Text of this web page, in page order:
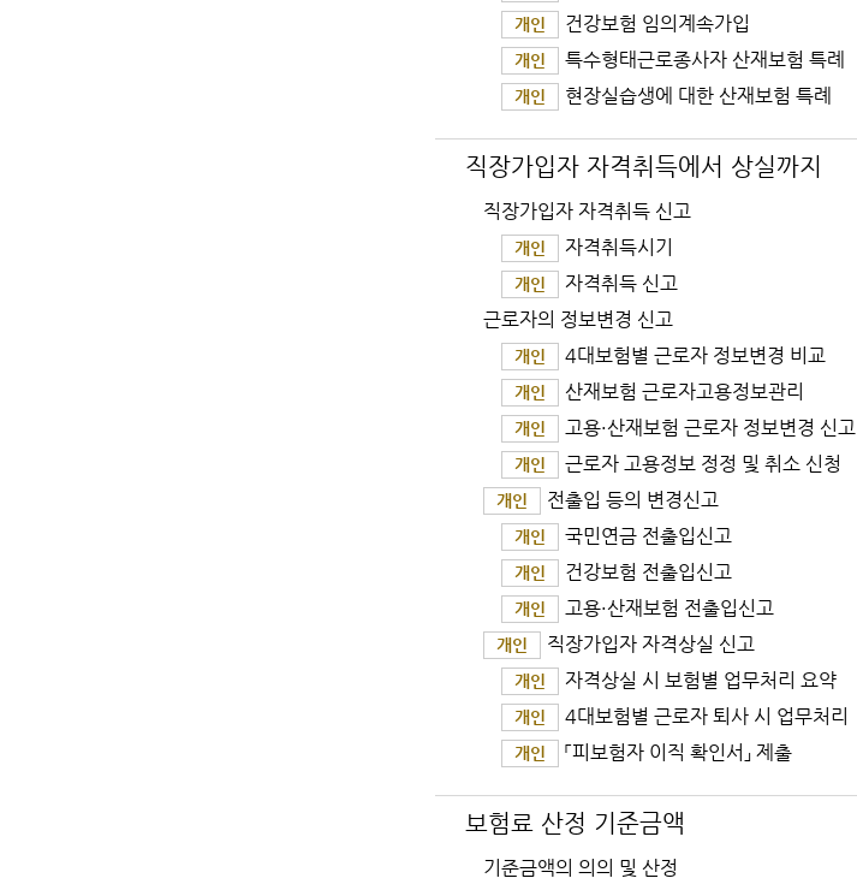
개인 건강보험 임의계속가입
개인 특수형태근로종사자 산재보험 특례
개인 현장실습생에 대한 산재보험 특례
직장가입자 자격취득에서 상실까지
직장가입자 자격취득 신고
개인 자격취득시기
개인
자격취득 신고
근로자의 정보변경 신고
개인 4대보험별 근로자 정보변경 비교
개인 산재보험 근로자고용정보관리
개인 고용·산재보험 근로자 정보변경 신고
개인 근로자 고용정보 정정 및 취소 신청
개인 전출입 등의 변경신고
개인 국민연금 전출입신고
개인 건강보험 전출입신고
개인 고용·산재보험 전출입신고
개인 직장가입자 자격상실 신고
개인 자격상실 시 보험별 업무처리 요약
개인 4대보험별 근로자 퇴사 시 업무처리
개인 「피보험자 이직 확인서」 제출
보험료 산정 기준금액
기준금액의 의의 및 산정